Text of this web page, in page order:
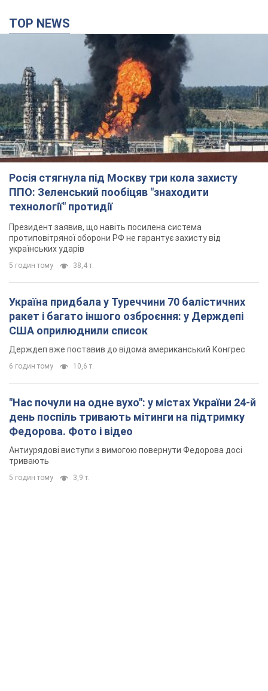
TOP NEWS
Росія стягнула під Москву три кола захисту
ППО: Зеленський пообіцяв "знаходити
технології" протидії
Президент заявив, що навіть посилена система
протиповітряної оборони РФ не гарантує захисту від
українських ударів
5 годин тому 38,4 т.
Україна придбала у Туреччини 70 балістичних
ракет і багато іншого озброєння: у Держдепі
США оприлюднили список
Держдеп вже поставив до відома американський Конгрес
6 годин тому 10,6 т.
"Нас почули на одне вухо": у містах України 24-й
день поспіль тривають мітинги на підтримку
Федорова. Фото і відео
Антиурядові виступи з вимогою повернути Федорова досі
тривають
5 годин тому 3,9 т.